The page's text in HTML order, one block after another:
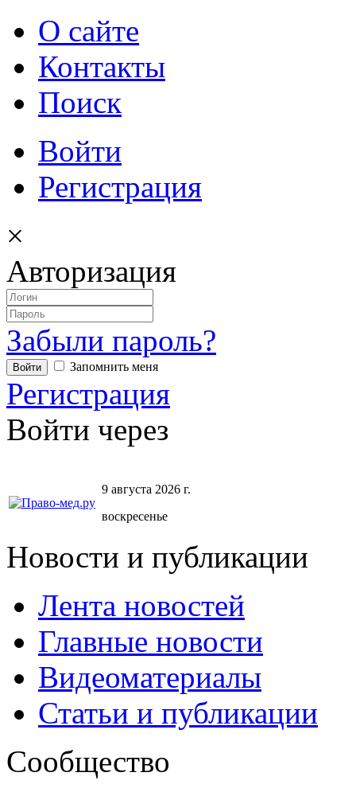
О сайте
Контакты
Поиск
Войти
Регистрация
×
Авторизация
Забыли пароль?
Запомнить меня
Регистрация
Войти через
9 августа 2026 г.
воскресенье
Новости и публикации
Лента новостей
Главные новости
Видеоматериалы
Статьи и публикации
Сообщество